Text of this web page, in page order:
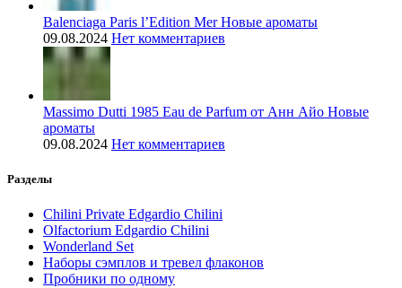
Balenciaga Paris l’Edition Mer Новые ароматы
09.08.2024 Нет комментариев
Massimo Dutti 1985 Eau de Parfum от Анн Айо Новые
ароматы
09.08.2024 Нет комментариев
Разделы
Chilini Private Edgardio Chilini
Olfactorium Edgardio Chilini
Wonderland Set
Наборы сэмплов и тревел флаконов
Пробники по одному